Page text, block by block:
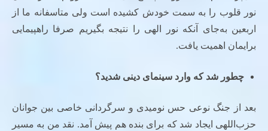
نور قلوب را به سمت خودش کشیده است ولی متاسفانه ما از
اربعین به‌جای آنکه نور الهی را نتیجه بگیریم صرفا راهپیمایی
برایمان اهمیت یافت.
چطور شد که وارد سینمای دینی شدید؟
بعد از جنگ نوعی حس نومیدی و سرگردانی خاصی بین جوانان
حزب‌اللهی ایجاد شد که برای بنده هم پیش آمد. نقد من به مسیر